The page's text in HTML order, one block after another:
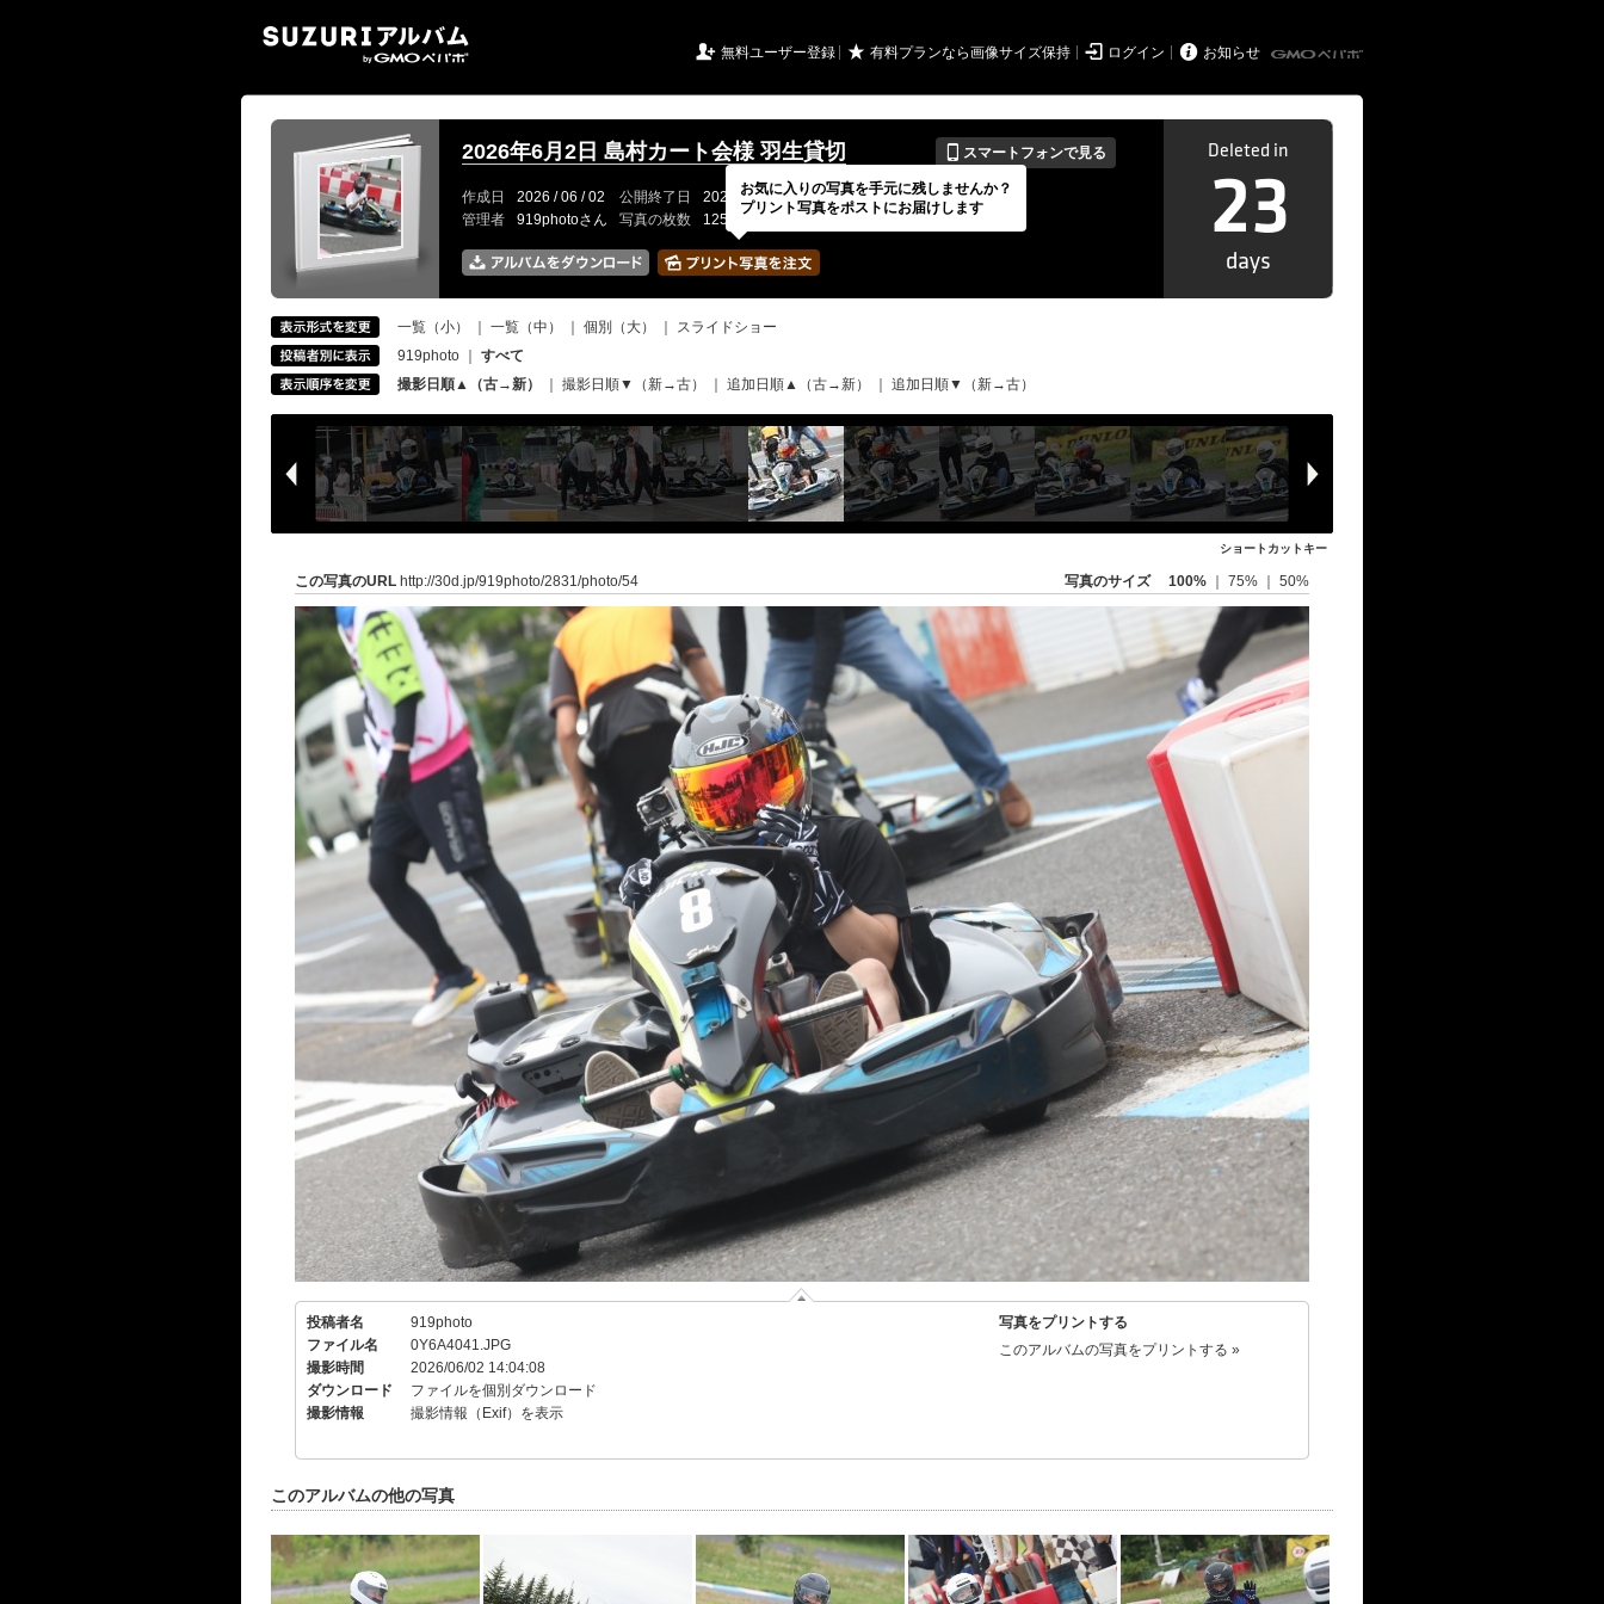
 無料ユーザー登録 ★ 有料プランなら画像サイズ保持  ログイン  お知らせ
2026年6月2日 島村カート会様 羽生貸切 📱 スマートフォンで見る
作成日 2026 / 06 / 02 公開終了日 2026 / 08 / 31 あと( 23日 ) イベントの期間
---
管理者
919photoさん 写真の枚数 125 / 2000枚
Deleted in
23
days
一覧（小） 一覧（中） 個別（大）
スライドショー
919photo
すべて
撮影日順▲（古→新）
撮影日順▼（新→古） 追加日順▲（古→新） 追加日順▼（新→古）
ショートカットキー
この写真のURL http://30d.jp/919photo/2831/photo/54 写真のサイズ 100% 75% 50%
投稿者名
919photo
ファイル名
0Y6A4041.JPG
撮影時間
2026/06/02 14:04:08
ダウンロード
ファイルを個別ダウンロード
撮影情報
撮影情報（Exif）を表示
写真をプリントする
このアルバムの写真をプリントする »
このアルバムの他の写真
お気に入りの写真を手元に残しませんか？
プリント写真をポストにお届けします